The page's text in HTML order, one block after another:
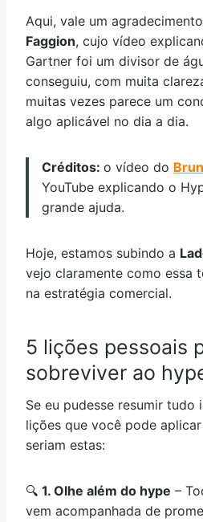
Aqui, vale um
Faggion, cujo vídeo
Gartner foi um divisor de
conseguiu, com muita
muitas vezes parece um
algo aplicável no dia a dia.
Créditos: o vídeo do
YouTube explicando o
grande ajuda.
Hoje, estamos subindo a
vejo claramente como essa
na estratégia comercial.
5 lições pessoais
sobreviver ao
Se eu pudesse resumir tudo
lições que você pode
seriam estas:
🔍 1. Olhe além do hype –
vem acompanhada de